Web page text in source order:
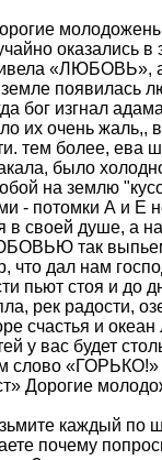
оказались
«ЛЮБОВЬ», а
появилась
бог изгнал
их очень жаль,,
тем более, ева
было
на землю
- потомки А и Е
в своей душе, а
так выпьем
что дал нам
пьют стоя и до
рек радости,
счастья и
у вас будет
слово «ГОРЬКО!»
Дорогие
каждый по
почему